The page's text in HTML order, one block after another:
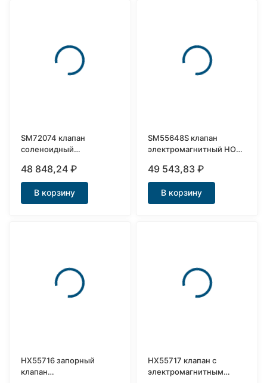
SM72074 клапан
соленоидный
Ду40
48 848,24₽
В корзину
SM55648S клапан
электромагнитный НО
49 543,83₽
В корзину
HX55716 запорный
клапан
HX55717 клапан с
электромагнитным